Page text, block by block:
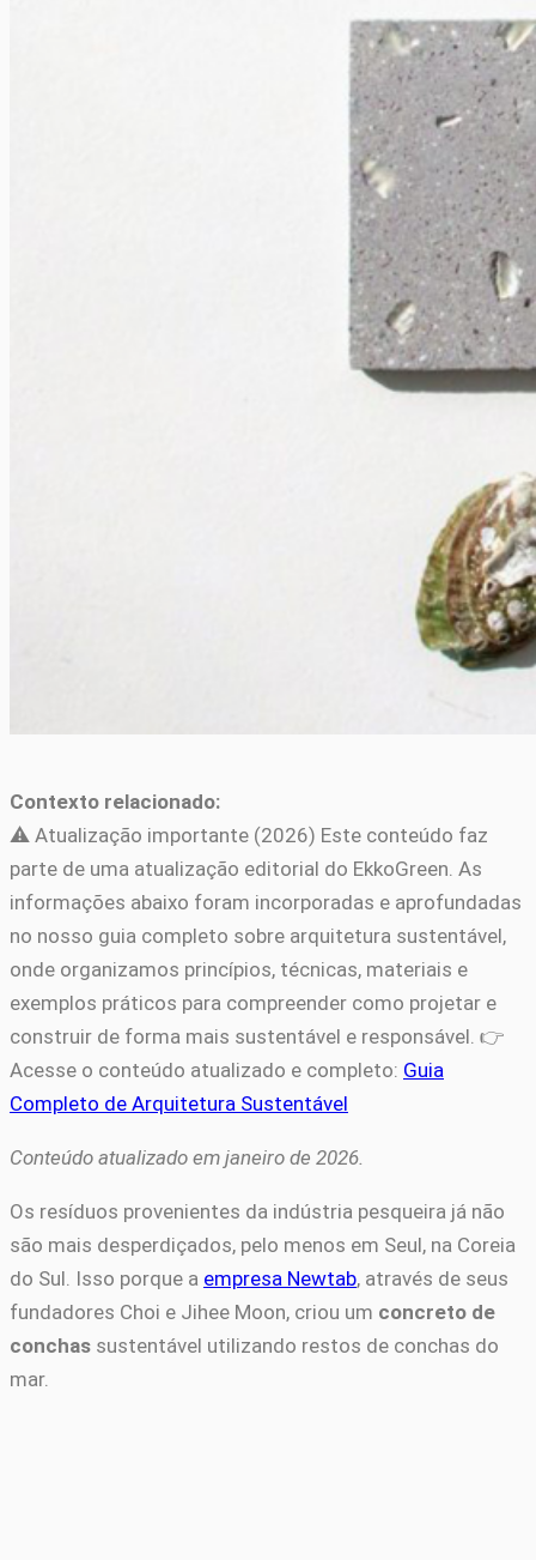
Contexto relacionado:
⚠️ Atualização importante (2026) Este conteúdo faz
parte de uma atualização editorial do EkkoGreen. As
informações abaixo foram incorporadas e aprofundadas
no nosso guia completo sobre arquitetura sustentável,
onde organizamos princípios, técnicas, materiais e
exemplos práticos para compreender como projetar e
construir de forma mais sustentável e responsável. 👉
Acesse o conteúdo atualizado e completo: Guia
Completo de Arquitetura Sustentável
Conteúdo atualizado em janeiro de 2026.
Os resíduos provenientes da indústria pesqueira já não
são mais desperdiçados, pelo menos em Seul, na Coreia
do Sul. Isso porque a empresa Newtab, através de seus
fundadores Choi e Jihee Moon, criou um concreto de
conchas sustentável utilizando restos de conchas do
mar.